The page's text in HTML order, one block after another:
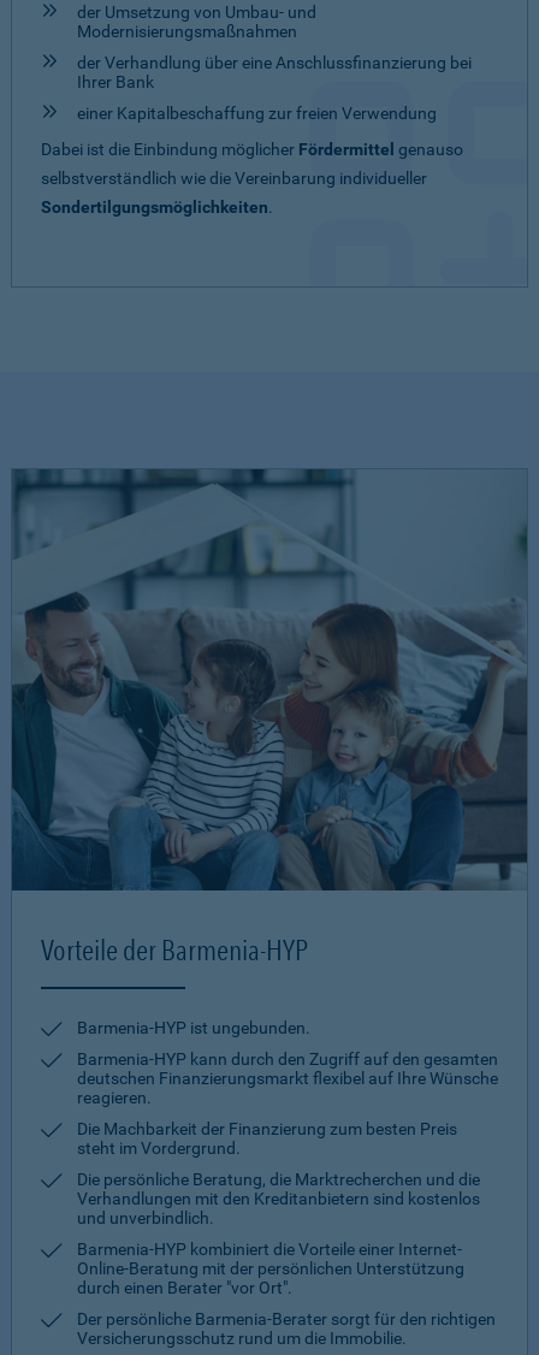
der Umsetzung von Umbau- und
Modernisierungsmaßnahmen
der Verhandlung über eine Anschlussfinanzierung bei
Ihrer Bank
einer Kapitalbeschaffung zur freien Verwendung
Dabei ist die Einbindung möglicher Fördermittel genauso
selbstverständlich wie die Vereinbarung individueller
Sondertilgungsmöglichkeiten.
Vorteile der Barmenia-HYP
Barmenia-HYP ist ungebunden.
Barmenia-HYP kann durch den Zugriff auf den gesamten
deutschen Finanzierungsmarkt flexibel auf Ihre Wünsche
reagieren.
Die Machbarkeit der Finanzierung zum besten Preis
steht im Vordergrund.
Die persönliche Beratung, die Marktrecherchen und die
Verhandlungen mit den Kreditanbietern sind kostenlos
und unverbindlich.
Barmenia-HYP kombiniert die Vorteile einer Internet-
Online-Beratung mit der persönlichen Unterstützung
durch einen Berater "vor Ort".
Der persönliche Barmenia-Berater sorgt für den richtigen
Versicherungsschutz rund um die Immobilie.